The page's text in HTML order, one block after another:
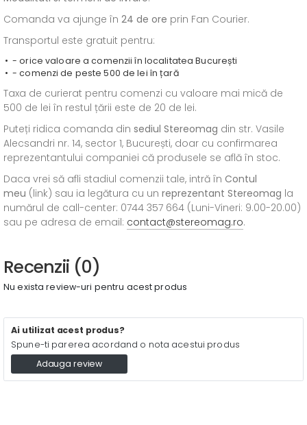
Comanda va ajunge în 24 de ore prin Fan Courier.
Transportul este gratuit pentru:
- orice valoare a comenzii în localitatea București
- comenzi de peste 500 de lei în țară
Taxa de curierat pentru comenzi cu valoare mai mică de
500 de lei în restul țării este de 20 de lei.
Puteți ridica comanda din sediul Stereomag din str. Vasile
Alecsandri nr. 14, sector 1, București, doar cu confirmarea
reprezentantului companiei că produsele se află în stoc.
Daca vrei să afli stadiul comenzii tale, intră în Contul
meu (link) sau ia legătura cu un reprezentant Stereomag la
numărul de call-center: 0744 357 664 (Luni-Vineri: 9.00-20.00)
sau pe adresa de email: contact@stereomag.ro.
Recenzii (0)
Nu exista review-uri pentru acest produs
Ai utilizat acest produs?
Spune-ti parerea acordand o nota acestui produs
Adauga review